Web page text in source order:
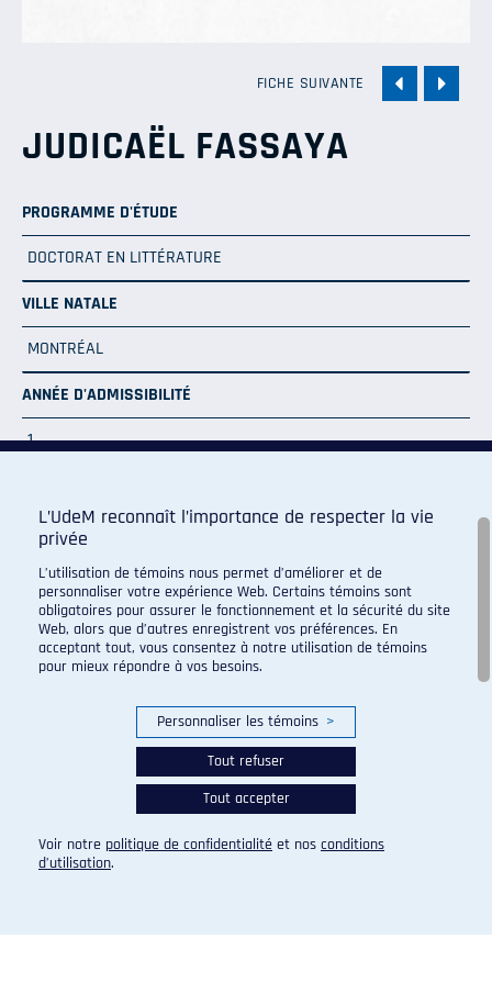
FICHE SUIVANTE
JUDICAËL FASSAYA
PROGRAMME D'ÉTUDE
DOCTORAT EN LITTÉRATURE
VILLE NATALE
MONTRÉAL
ANNÉE D'ADMISSIBILITÉ
1
Programme de sport d'excellence du campus regroupant :
L’UdeM reconnaît l’importance de respecter la vie
privée
L’utilisation de témoins nous permet d’améliorer et de
personnaliser votre expérience Web. Certains témoins sont
obligatoires pour assurer le fonctionnement et la sécurité du site
Web, alors que d’autres enregistrent vos préférences. En
acceptant tout, vous consentez à notre utilisation de témoins
pour mieux répondre à vos besoins.
Personnaliser les témoins >
Tout refuser
Tout accepter
Voir notre politique de confidentialité et nos conditions
d’utilisation.